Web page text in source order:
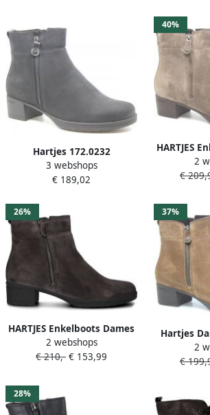
Hartjes 172.0232
99~~~~~~~~~~~~~~~~~~~
Laarsjes Blauw
3 webshops
€ 189,02
40%
HARTJES
H Rits2
€
26%
HARTJES Enkelboots Dames
H Rits Booty Maat: 36 5
Kleur: Grijs
2 webshops
€ 210,- € 153,99
37%
Hartjes
Hip 2
€
28%